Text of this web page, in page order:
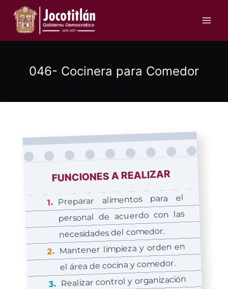
Saltar
046- Cocinera para Comedor
FUNCIONES A REALIZAR
Preparar alimentos para el
personal de acuerdo con las
necesidades del comedor.
Mantener limpieza y orden en
el área de cocina y comedor.
Realizar control y organización